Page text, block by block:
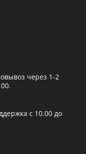
через 1-2
с 10.00 до